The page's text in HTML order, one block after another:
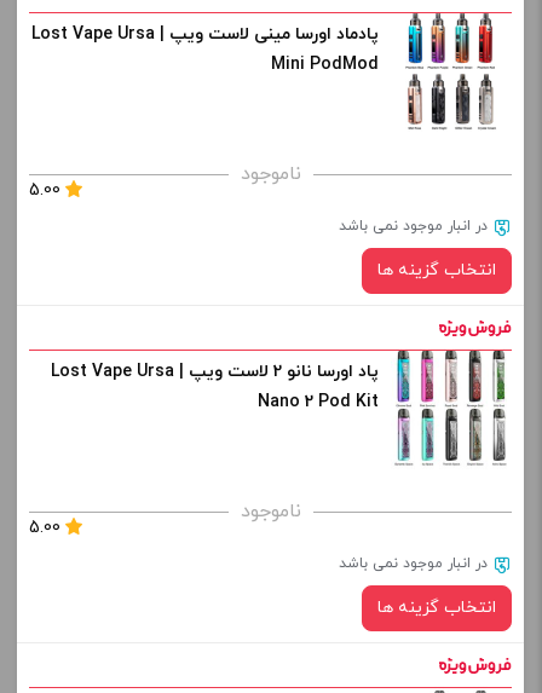
رنگ:
برای فعال شدن سبد خرید و نمایش قیمت ، گزینه های محصول را
+
پادماد اورسا مینی لاست ویپ | Lost Vape Ursa
Mini PodMod
ناموجود
5.00
در انبار موجود نمی باشد
انتخاب گزینه ها
رنگ:
برای فعال شدن سبد خرید و نمایش قیمت ، گزینه های محصول را
+
پاد اورسا نانو 2 لاست ویپ | Lost Vape Ursa
Nano 2 Pod Kit
ناموجود
5.00
در انبار موجود نمی باشد
انتخاب گزینه ها